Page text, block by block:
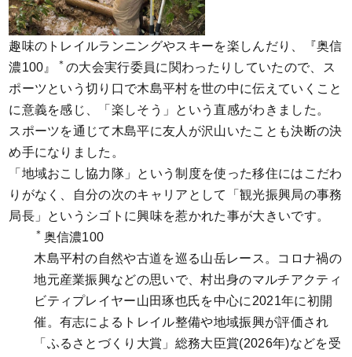
趣味のトレイルランニングやスキーを楽しんだり、『奥信
濃100』
＊ の大会実行委員に関わったりしていたので、ス
ポーツという切り口で木島平村を世の中に伝えていくこと
に意義を感じ、「楽しそう」という直感がわきました。
スポーツを通じて木島平に友人が沢山いたことも決断の決
め手になりました。
「地域おこし協力隊」という制度を使った移住にはこだわ
りがなく、自分の次のキャリアとして「観光振興局の事務
局長」というシゴトに興味を惹かれた事が大きいです。
＊ 奥信濃100
木島平村の自然や古道を巡る山岳レース。コロナ禍の
地元産業振興などの思いで、村出身のマルチアクティ
ビティプレイヤー山田琢也氏を中心に2021年に初開
催。有志によるトレイル整備や地域振興が評価され
「ふるさとづくり大賞」総務大臣賞(2026年)などを受